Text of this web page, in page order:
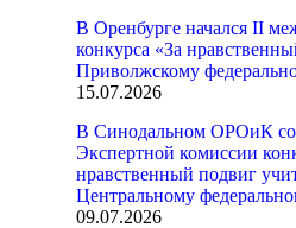
В Оренбурге начался II
конкурса «За
Приволжскому
15.07.2026
В Синодальном ОРОиК
Экспертной комиссии
нравственный подвиг
Центральному
09.07.2026